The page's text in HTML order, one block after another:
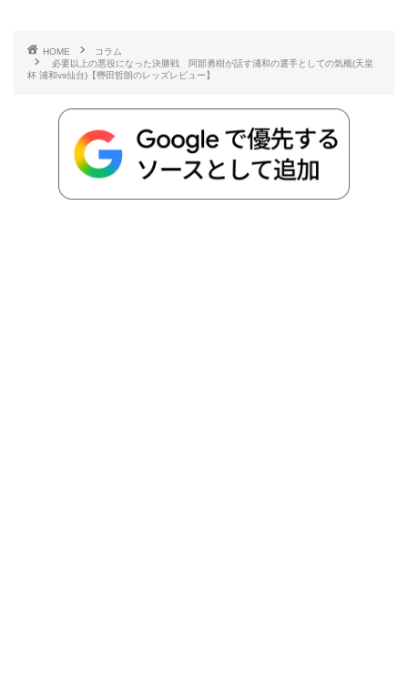
b
o
t
r
n
t n
HOME
コラム
必要以上の悪役になった決勝戦 阿部勇樹が話す浦和の選手としての気概(天皇
杯 浦和vs仙台)【轡田哲朗のレッズレビュー】